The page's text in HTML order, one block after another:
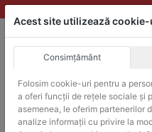
Skip
to
ACHIZITII PUBLICE
Produsele pot fi
Products
search
Acest site utilizează
Consimțământ
Folosim cookie-uri pentru a
a oferi funcții de rețele sociale și
asemenea, le oferim partenerilor
analize informații cu privire la